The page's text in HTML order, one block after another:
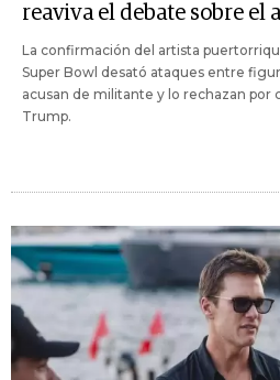
reaviva el debate sobre el
La confirmación del artista
Super Bowl desató ataques entre
acusan de militante y lo rechazan por
Trump.